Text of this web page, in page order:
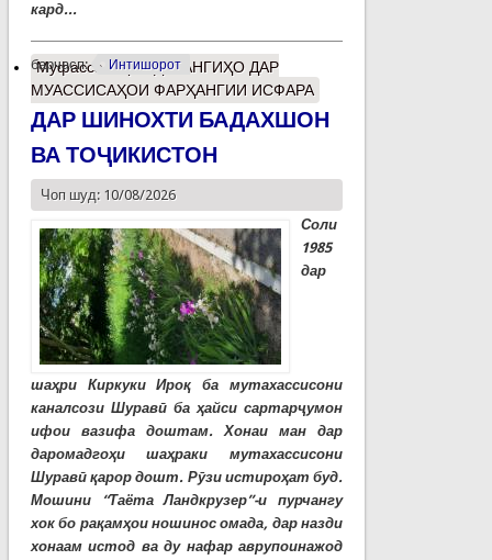
кард...
барчасп: Интишорот
Муфассалтаро ДУРАНГИҲО ДАР
МУАССИСАҲОИ ФАРҲАНГИИ ИСФАРА
ДАР ШИНОХТИ БАДАХШОН
ВА ТОҶИКИСТОН
Чоп шуд: 10/08/2026
Соли
1985
дар
шаҳри Киркуки Ироқ ба мутахассисони
каналсози Шуравӣ ба ҳайси сартарҷумон
ифои вазифа доштам. Хонаи ман дар
даромадгоҳи шаҳраки мутахассисони
Шуравӣ қарор дошт. Рӯзи истироҳат буд.
Мошини “Таёта Ландкрузер”-и пурчангу
хок бо рақамҳои ношинос омада, дар назди
хонаам истод ва ду нафар аврупоинажод